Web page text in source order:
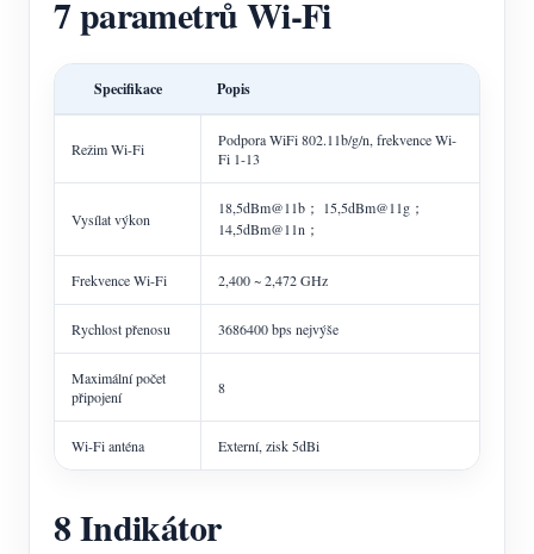
7 parametrů Wi-Fi
Specifikace Popis
Režim Wi-Fi
Podpora WiFi 802.11b/g/n, frekvence Wi-
Fi 1-13
Vysílat výkon
18,5dBm@11b； 15,5dBm@11g；
14,5dBm@11n；
Frekvence Wi-Fi 2,400 ~ 2,472 GHz
Rychlost přenosu 3686400 bps nejvýše
Maximální počet
připojení
8
Wi-Fi anténa Externí, zisk 5dBi
8 Indikátor